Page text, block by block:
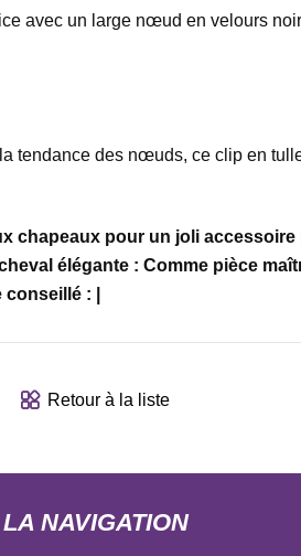
avec un large nœud en velours
tendance des nœuds, ce clip en
chapeaux pour un joli
élégante : Comme pièce
: |
Retour à la liste
LA NAVIGATION